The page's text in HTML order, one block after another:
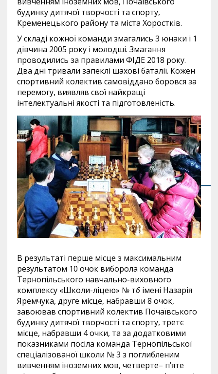
будинку дитячої творчості та спорту,
Кременецького району та міста Хоростків.
У складі кожної команди змагались 3 юнаки і 1
дівчина 2005 року і молодші. Змагання
проводились за правилами ФІДЕ 2018 року.
Два дні тривали запеклі шахові баталії. Кожен
спортивний колектив самовіддано боровся за
перемогу, виявляв свої найкращі
інтелектуальні якості та підготовленість.
В результаті перше місце з максимальним
результатом 10 очок виборола команда
Тернопільського навчально-виховного
комплексу «Школи-ліцею» № т6 імені Назарія
Яремчука, друге місце, набравши 8 очок,
завоював спортивний колектив Почаївського
будинку дитячої творчості та спорту, третє
місце, набравши 4 очки, та за додатковими
показниками посіла команда Тернопільської
спеціалізованої школи № 3 з поглибленим
вивченням іноземних мов, четверте– п’яте